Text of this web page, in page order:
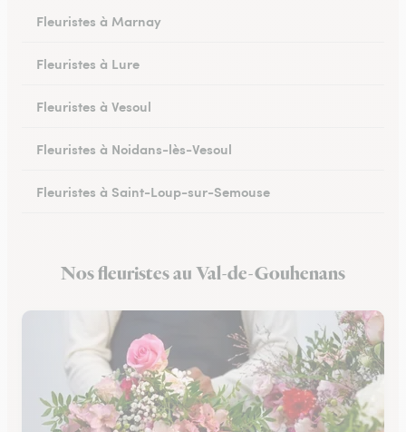
Fleuristes à Marnay
Fleuristes à Lure
Fleuristes à Vesoul
Fleuristes à Noidans-lès-Vesoul
Fleuristes à Saint-Loup-sur-Semouse
Fleuristes à Scey-sur-Saône-et-Saint-Albin
Nos fleuristes au Val-de-Gouhenans